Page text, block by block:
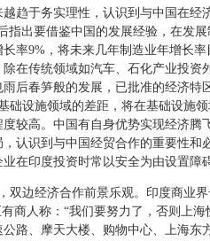
于务实理性，认识到与中国在经
指出要借鉴中国的发展经验，在发
率9%，将未来几年制造业年增长
在传统领域如汽车、石化产业投
后春笋般的发展，已批准的经济特
设施领域的差距，将在基础设施
较高。中国有自身优势实现经济
认识到与中国经贸合作的重要性
在印度投资时常以安全为由设置障
边经济合作前景乐观。印度商业
商人称：“我们要努力了，否则上
路、摩天大楼、购物中心、上海